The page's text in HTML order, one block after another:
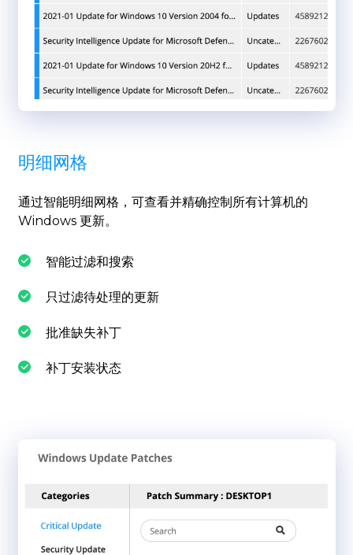
明细网格
通过智能明细网格，可查看并精确控制所有计算机的
Windows 更新。
智能过滤和搜索
只过滤待处理的更新
批准缺失补丁
补丁安装状态